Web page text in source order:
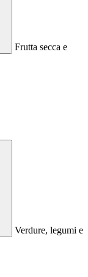
Frutta secca e
Verdure, legumi e